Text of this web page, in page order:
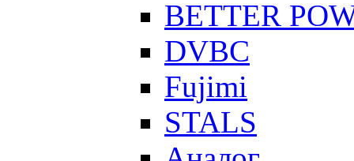
BETTER
DVBC
Fujimi
STALS